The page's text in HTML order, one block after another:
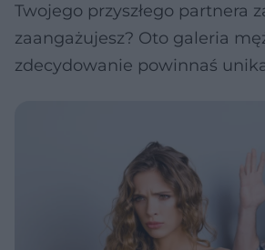
Twojego przyszłego partnera
zaangażujesz? Oto galeria
zdecydowanie powinnaś